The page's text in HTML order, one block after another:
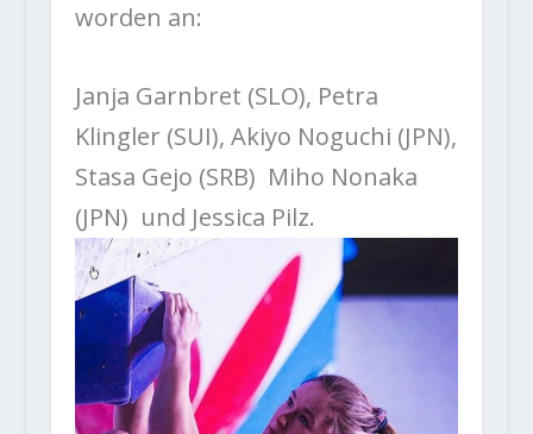
worden an:
Janja Garnbret (SLO), Petra
Klingler (SUI), Akiyo Noguchi (JPN),
Stasa Gejo (SRB) Miho Nonaka
(JPN) und Jessica Pilz.